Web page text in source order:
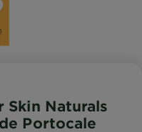
Skin Naturals
Portocale